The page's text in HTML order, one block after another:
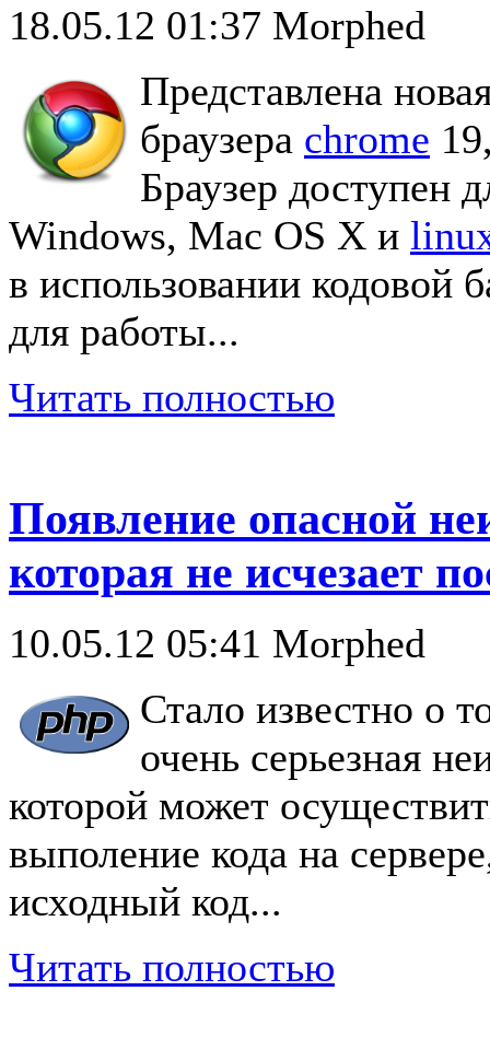
18.05.12 01:37 Morphed
Представлена
браузера chrome
Браузер доступен
Windows, Mac OS X и
в использовании кодовой
для работы...
Читать полностью
Появление опасной
которая не исчезает
10.05.12 05:41 Morphed
Стало известно о
очень серьезная
которой может
выполение кода на
исходный код...
Читать полностью